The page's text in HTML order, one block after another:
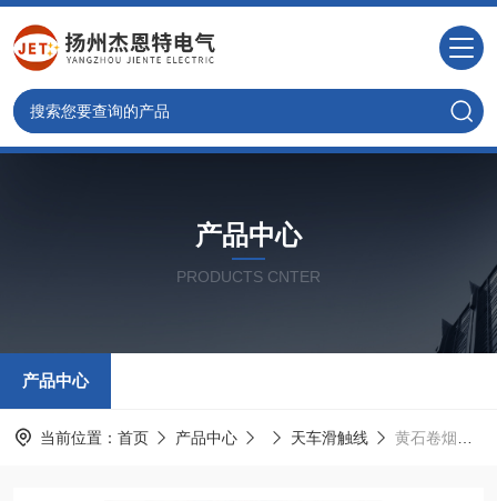
产品中心
PRODUCTS CNTER
产品中心
当前位置： 首页 产品中心 天车滑触线 黄石卷烟制造滑线导轨